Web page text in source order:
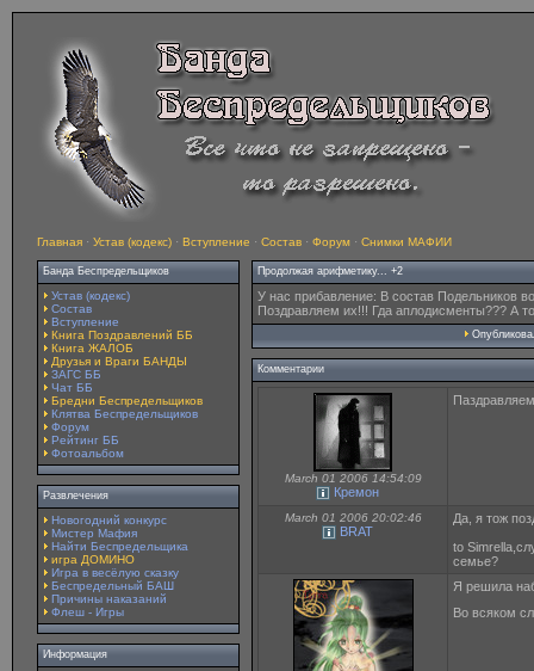
Главная · Устав (кодекс) · Вступление · Состав · Форум · Снимки МАФИИ
Банда Беспредельщиков
Устав (кодекс)
Состав
Вступление
Книга Поздравлений ББ
Книга ЖАЛОБ
Друзья и Враги БАНДЫ
ЗАГС ББ
Чат ББ
Бредни Беспредельщиков
Клятва Беспредельщиков
Форум
Рейтинг ББ
Фотоальбом
Развлечения
Новогодний конкурс
Мистер Мафия
Найти Беспредельщика
игра ДОМИНО
Игра в весёлую сказку
Беспредельный БАШ
Причины наказаний
Флеш - Игры
Информация
Продолжая арифметику... +2
У нас прибавление: В состав Подельников
Поздравляем их!!! Гда аплодисменты??? А
Комментарии
March 01 2006 14:54:09
Кремон
Паздравляем
March 01 2006 20:02:46
BRAT
Да, я тож
to
семье?
Я решила
Во всяком